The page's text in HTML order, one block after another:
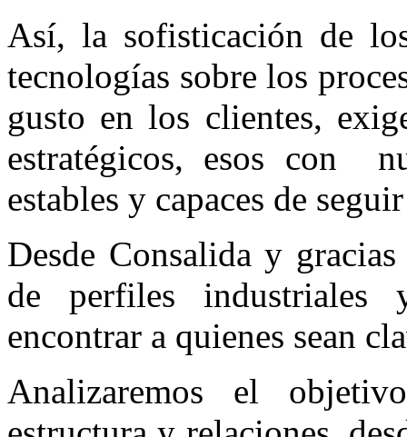
Así, la sofisticación de
tecnologías sobre los
gusto en los clientes,
estratégicos, esos con
estables y capaces de
Desde Consalida y
de perfiles industriales
encontrar a quienes sean
Analizaremos el